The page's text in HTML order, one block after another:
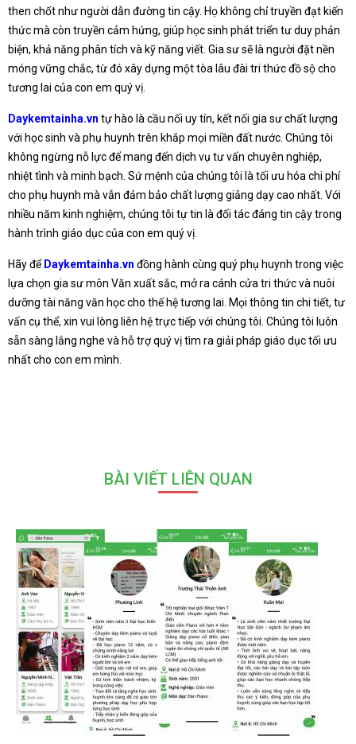
then chốt như người dẫn đường tin cậy. Họ không chỉ truyền đạt kiến
thức mà còn truyền cảm hứng, giúp học sinh phát triển tư duy phản
biện, khả năng phân tích và kỹ năng viết. Gia sư sẽ là người đặt nền
móng vững chắc, từ đó xây dựng một tòa lâu đài tri thức đồ sộ cho
tương lai của con em quý vị.
Daykemtainha.vn tự hào là cầu nối uy tín, kết nối gia sư chất lượng
với học sinh và phụ huynh trên khắp mọi miền đất nước. Chúng tôi
không ngừng nỗ lực để mang đến dịch vụ tư vấn chuyên nghiệp,
nhiệt tình và minh bạch. Sứ mệnh của chúng tôi là tối ưu hóa chi phí
cho phụ huynh mà vẫn đảm bảo chất lượng giảng dạy cao nhất. Với
nhiều năm kinh nghiệm, chúng tôi tự tin là đối tác đáng tin cậy trong
hành trình giáo dục của con em quý vị.
Hãy đểDaykemtainha.vn đồng hành cùng quý phụ huynh trong việc
lựa chọn gia sư môn Văn xuất sắc, mở ra cánh cửa tri thức và nuôi
dưỡng tài năng văn học cho thế hệ tương lai. Mọi thông tin chi tiết, tư
vấn cụ thể, xin vui lòng liên hệ trực tiếp với chúng tôi. Chúng tôi luôn
sẵn sàng lắng nghe và hỗ trợ quý vị tìm ra giải pháp giáo dục tối ưu
nhất cho con em mình.
BÀI VIẾT LIÊN QUAN